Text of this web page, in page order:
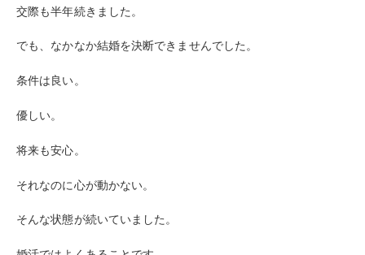
交際も半年続きました。
でも、なかなか結婚を決断できませんでした。
条件は良い。
優しい。
将来も安心。
それなのに心が動かない。
そんな状態が続いていました。